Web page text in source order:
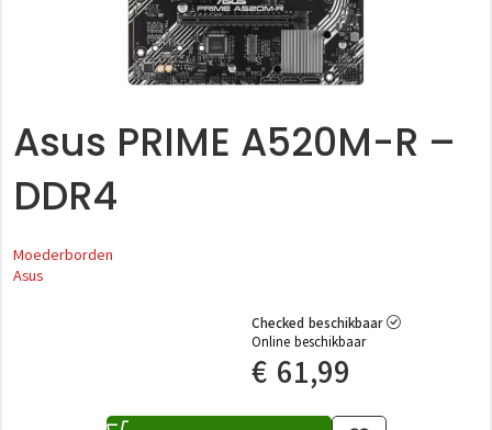
Asus PRIME A520M-R –
DDR4
Moederborden
Asus
Checked beschikbaar
Online beschikbaar
€ 61,99